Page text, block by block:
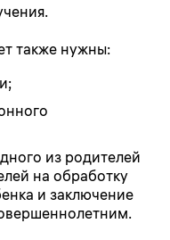
также нужны:
из родителей
на обработку
и заключение